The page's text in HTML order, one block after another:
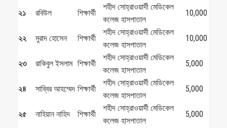
২১ রবিউল শিক্ষার্থী
শহীদ সোহ্‌রাওয়ার্দী মেডিকেল
কলেজ হাসপাতাল
10,000
২২ মুরাদ হোসেন শিক্ষার্থী
শহীদ সোহ্‌রাওয়ার্দী মেডিকেল
কলেজ হাসপাতাল
10,000
২৩ রাকিবুল ইসলাম শিক্ষার্থী
শহীদ সোহ্‌রাওয়ার্দী মেডিকেল
কলেজ হাসপাতাল
5,000
২৪ সাব্বির আহম্মেদ শিক্ষার্থী
শহীদ সোহ্‌রাওয়ার্দী মেডিকেল
কলেজ হাসপাতাল
5,000
২৫ নাহিয়ান নাহিদ শিক্ষার্থী
শহীদ সোহ্‌রাওয়ার্দী মেডিকেল
কলেজ হাসপাতাল
5,000